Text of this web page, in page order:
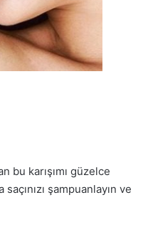
bu karışımı güzelce
şampuanlayın ve